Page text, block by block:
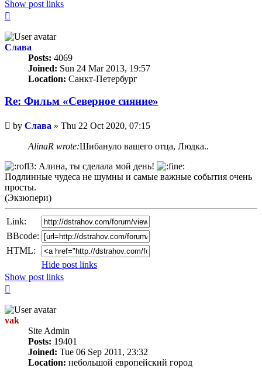
Show post links
Слава
Posts: 4069
Joined: Sun 24 Mar 2013, 19:57
Location: Санкт-Петербург
Re: Фильм «Северное сияние»
Unread
post
by Слава » Thu 22 Oct 2020, 07:15
AlinaR wrote:Шибануло вашего отца, Людка..
Алина, ты сделала мой день!
Подлинные чудеса не шумны и самые важные события очень
просты.
(Экзюпери)
Link:
BBcode:
HTML:
Hide post links
Show post links
vak
Site Admin
Posts: 19401
Joined: Tue 06 Sep 2011, 23:32
Location: небольшой европейский город